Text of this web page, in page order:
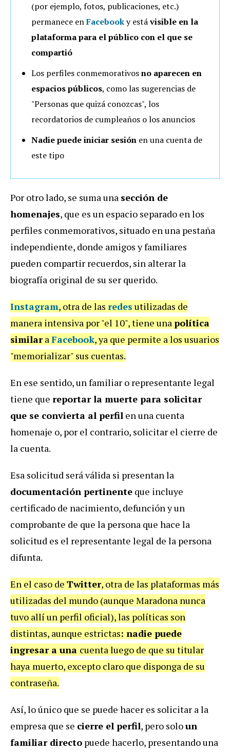
(por ejemplo, fotos, publicaciones, etc.)
permanece enFacebooky estávisible en la
plataforma para el público con el que se
compartió
Los perfiles conmemorativosno aparecen en
espacios públicos, como las sugerencias de
"Personas que quizá conozcas", los
recordatorios de cumpleaños o los anuncios
Nadie puede iniciar sesión en una cuenta de
este tipo
Por otro lado, se suma una sección de
homenajes, que es un espacio separado en los
perfiles conmemorativos, situado en una pestaña
independiente, donde amigos y familiares
pueden compartir recuerdos, sin alterar la
biografía original de su ser querido.
Instagram, otra de las redes utilizadas de
manera intensiva por "el 10", tiene unapolítica
similaraFacebook, ya que permite a los usuarios
"memorializar" sus cuentas.
En ese sentido, un familiar o representante legal
tiene que reportar la muerte para solicitar
que se convierta al perfil en una cuenta
homenaje o, por el contrario, solicitar el cierre de
la cuenta.
Esa solicitud será válida si presentan la
documentación pertinente que incluye
certificado de nacimiento, defunción y un
comprobante de que la persona que hace la
solicitud es el representante legal de la persona
difunta.
En el caso de Twitter, otra de las plataformas más
utilizadas del mundo (aunque Maradona nunca
tuvo allí un perfil oficial), las políticas son
distintas, aunque estrictas: nadie puede
ingresar a una cuenta luego de que su titular
haya muerto, excepto claro que disponga de su
contraseña.
Así, lo único que se puede hacer es solicitar a la
empresa que se cierre el perfil, pero soloun
familiar directo puede hacerlo, presentando una